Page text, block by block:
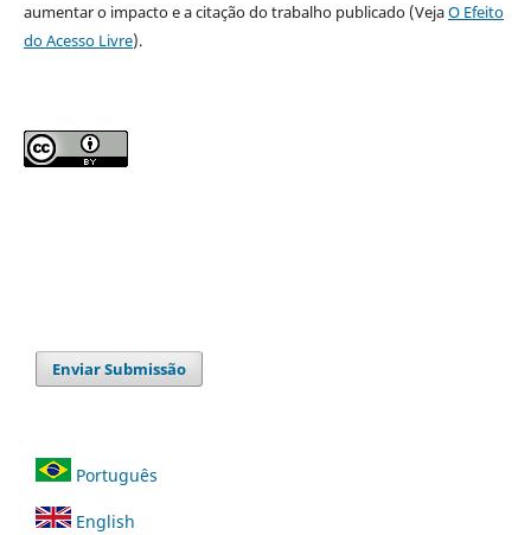
aumentar o impacto e a citação do trabalho publicado (VejaO Efeito
do Acesso Livre).
Enviar Submissão
Português
English